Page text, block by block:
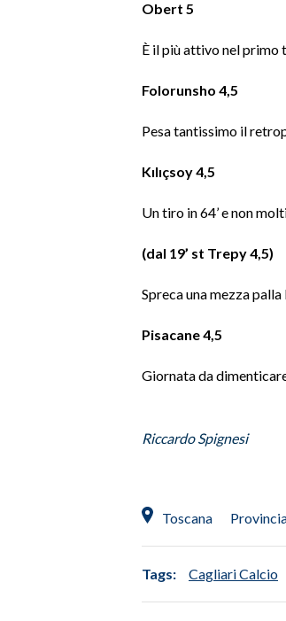
Obert 5
È il più attivo nel primo
Folorunsho 4,5
Pesa tantissimo il
Kılıçsoy 4,5
Un tiro in 64’ e non
(dal 19’ st Trepy 4,5)
Spreca una mezza
Pisacane 4,5
Giornata da
Riccardo Spignesi
Toscana
Tags: Cagliari Calcio